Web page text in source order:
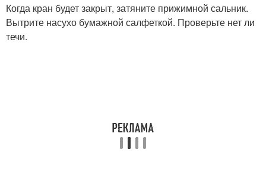
Когда кран будет закрыт, затяните прижимной сальник.
Вытрите насухо бумажной салфеткой. Проверьте нет ли
течи.